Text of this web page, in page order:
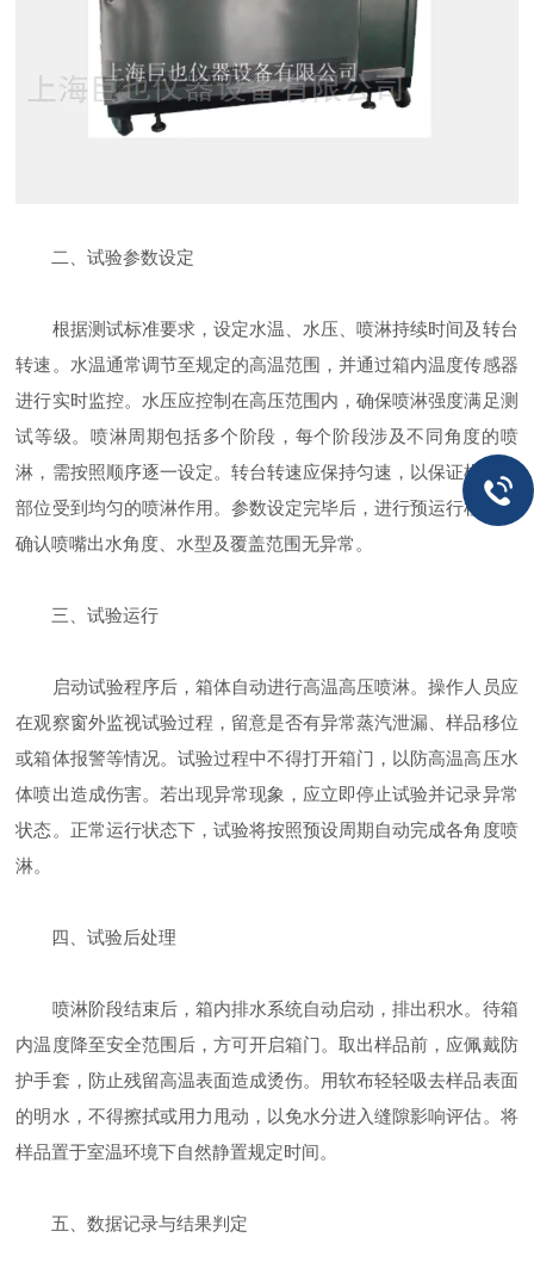
二、试验参数设定
根据测试标准要求，设定水温、水压、喷淋持续时间及转台
转速。水温通常调节至规定的高温范围，并通过箱内温度传感器
进行实时监控。水压应控制在高压范围内，确保喷淋强度满足测
试等级。喷淋周期包括多个阶段，每个阶段涉及不同角度的喷
淋，需按照顺序逐一设定。转台转速应保持匀速，以保证样品各
部位受到均匀的喷淋作用。参数设定完毕后，进行预运行检查，
确认喷嘴出水角度、水型及覆盖范围无异常。
三、试验运行
启动试验程序后，箱体自动进行高温高压喷淋。操作人员应
在观察窗外监视试验过程，留意是否有异常蒸汽泄漏、样品移位
或箱体报警等情况。试验过程中不得打开箱门，以防高温高压水
体喷出造成伤害。若出现异常现象，应立即停止试验并记录异常
状态。正常运行状态下，试验将按照预设周期自动完成各角度喷
淋。
四、试验后处理
喷淋阶段结束后，箱内排水系统自动启动，排出积水。待箱
内温度降至安全范围后，方可开启箱门。取出样品前，应佩戴防
护手套，防止残留高温表面造成烫伤。用软布轻轻吸去样品表面
的明水，不得擦拭或用力甩动，以免水分进入缝隙影响评估。将
样品置于室温环境下自然静置规定时间。
五、数据记录与结果判定